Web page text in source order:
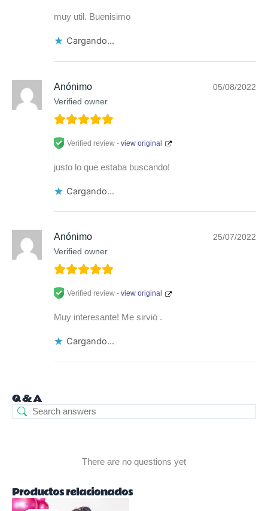
muy util. Buenisimo
Cargando...
Anónimo
Verified owner
05/08/2022
Verified review - view original
justo lo que estaba buscando!
Cargando...
Anónimo
Verified owner
25/07/2022
Verified review - view original
Muy interesante! Me sirvió .
Cargando...
Q & A
There are no questions yet
Productos relacionados